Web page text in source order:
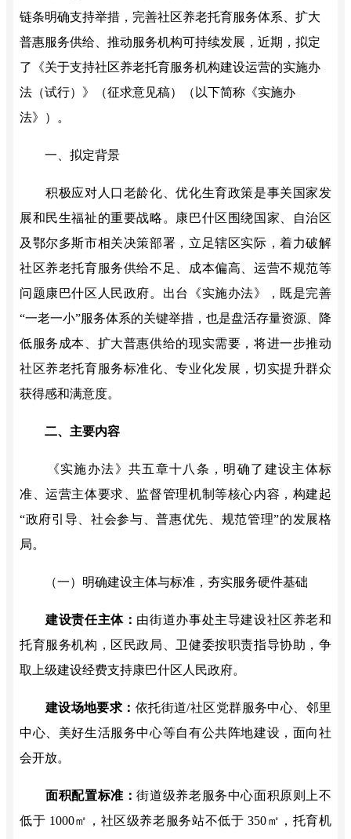
链条明确支持举措，完善社区养老托育服务体系、扩大
普惠服务供给、推动服务机构可持续发展 ，近期，拟定
了《关于支持社区养老托育服务机构建设运营的实施办
法（试行）》（征求意见稿）（以下简称《实施办
法》）。
一、 拟定背景
积极应对人口老龄化、优化生育政策是事关国家发
展和民生福祉的重要战略。康巴什区围绕国家、自治区
及鄂尔多斯市相关决策部署，立足辖区实际，着力破解
社区养老托育服务供给不足、成本偏高、运营不规范等
问题康巴什区人民政府。出台《实施办法》，既是完善
“一老一小”服务体系的关键举措，也是盘活存量资源、降
低服务成本、扩大普惠供给的现实需要，将进一步推动
社区养老托育服务标准化、专业化发展，切实提升群众
获得感和满意度。
二、主要内容
《实施办法》共五章十八条，明确了建设主体标
准、运营主体要求、监督管理机制等核心内容，构建起
“政府引导、社会参与、普惠优先、规范管理”的发展格
局。
（一）明确建设主体与标准，夯实服务硬件基础
建设责任主体： 由街道办事处主导建设社区养老和
托育服务机构，区民政局、卫健委按职责指导协助，争
取上级建设经费支持康巴什区人民政府。
建设场地要求： 依托街道/社区党群服务中心、邻里
中心、美好生活服务中心等自有公共阵地建设 ， 面向社
会开放。
面积配置标准：街道级养老服务中心面积原则上不
低于 1000㎡，社区级养老服务站不低于 350㎡，托育机